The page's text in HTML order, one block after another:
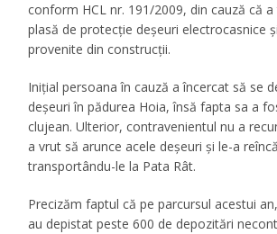
conform HCL nr. 191/2009, din cauză că
plasă de protecție deșeuri electrocasnice
provenite din construcții.
Inițial persoana în cauză a încercat să se
deșeuri în pădurea Hoia, însă fapta sa a
clujean. Ulterior, contravenientul nu a
a vrut să arunce acele deșeuri și le-a
transportându-le la Pata Rât.
Precizăm faptul că pe parcursul acestui
au depistat peste 600 de depozitări